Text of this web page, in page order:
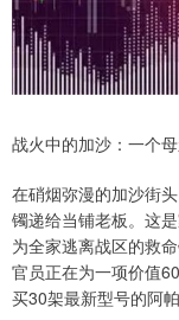
战火中的加沙：一个
在硝烟弥漫的加沙街
镯递给当铺老板。这
为全家逃离战区的救
官员正在为一项价值
买30架最新型号的阿